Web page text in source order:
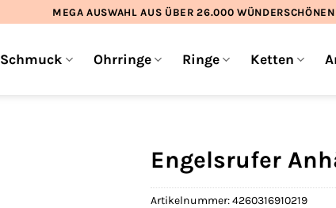
MEGA AUSWAHL AUS ÜBER 26.000
Schmuck Ohrringe Ringe Ketten
Engelsrufer
Artikelnummer:4260316910219